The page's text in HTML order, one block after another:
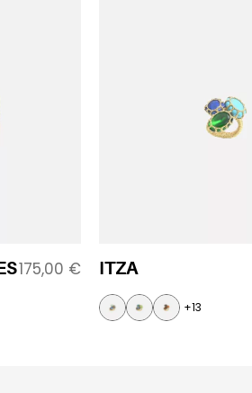
175,00 € ITZA
+13